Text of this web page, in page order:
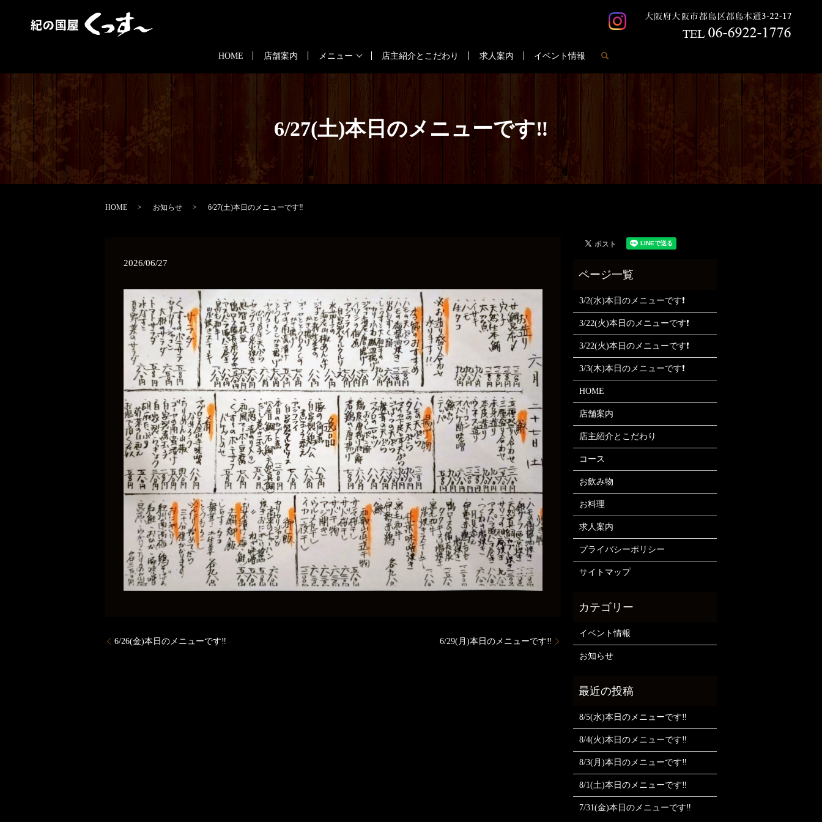
HOME 店舗案内 メニュー 店主紹介とこだわり 求人案内 イベント情報
6/27(土)本日のメニューです‼️
HOME お知らせ 6/27(土)本日のメニューです‼️
2026/06/27
6/26(金)本日のメニューです‼️ 6/29(月)本日のメニューです‼️
3/2(水)本日のメニューです❗
3/22(火)本日のメニューです❗
3/22(火)本日のメニューです❗
3/3(木)本日のメニューです❗
HOME
店舗案内
店主紹介とこだわり
コース
お飲み物
お料理
求人案内
プライバシーポリシー
サイトマップ
イベント情報
お知らせ
8/5(水)本日のメニューです‼️
8/4(火)本日のメニューです‼️
8/3(月)本日のメニューです‼️
8/1(土)本日のメニューです‼️
7/31(金)本日のメニューです‼️